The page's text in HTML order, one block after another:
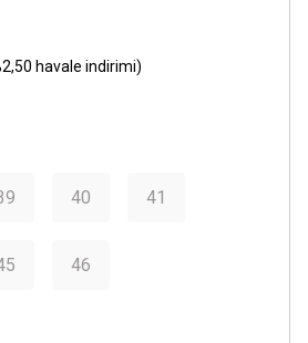
havale indirimi)
40 41
46